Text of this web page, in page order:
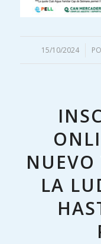
15/10/2024
/
NUEVO
LA